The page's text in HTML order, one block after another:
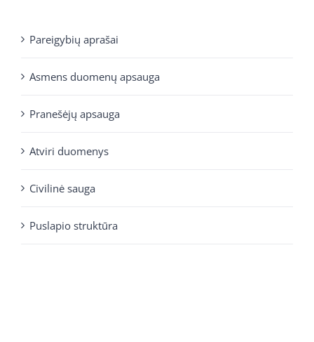
Pareigybių aprašai
Asmens duomenų apsauga
Pranešėjų apsauga
Atviri duomenys
Civilinė sauga
Puslapio struktūra